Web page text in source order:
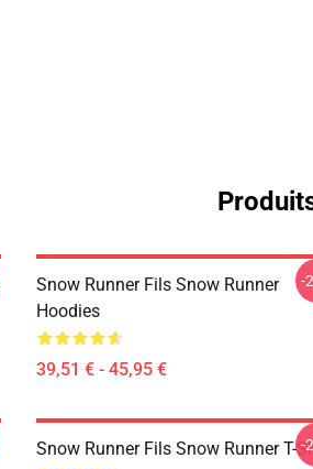
Snow Runner Fils Snow Runner
Hoodies
39,51 € - 45,95 €
-
Snow Runner Fils Snow Runner T--